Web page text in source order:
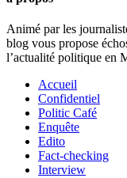
Animé par les
blog vous propose
l’actualité politique en
Accueil
Confidentiel
Politic Café
Enquête
Edito
Fact-checking
Interview